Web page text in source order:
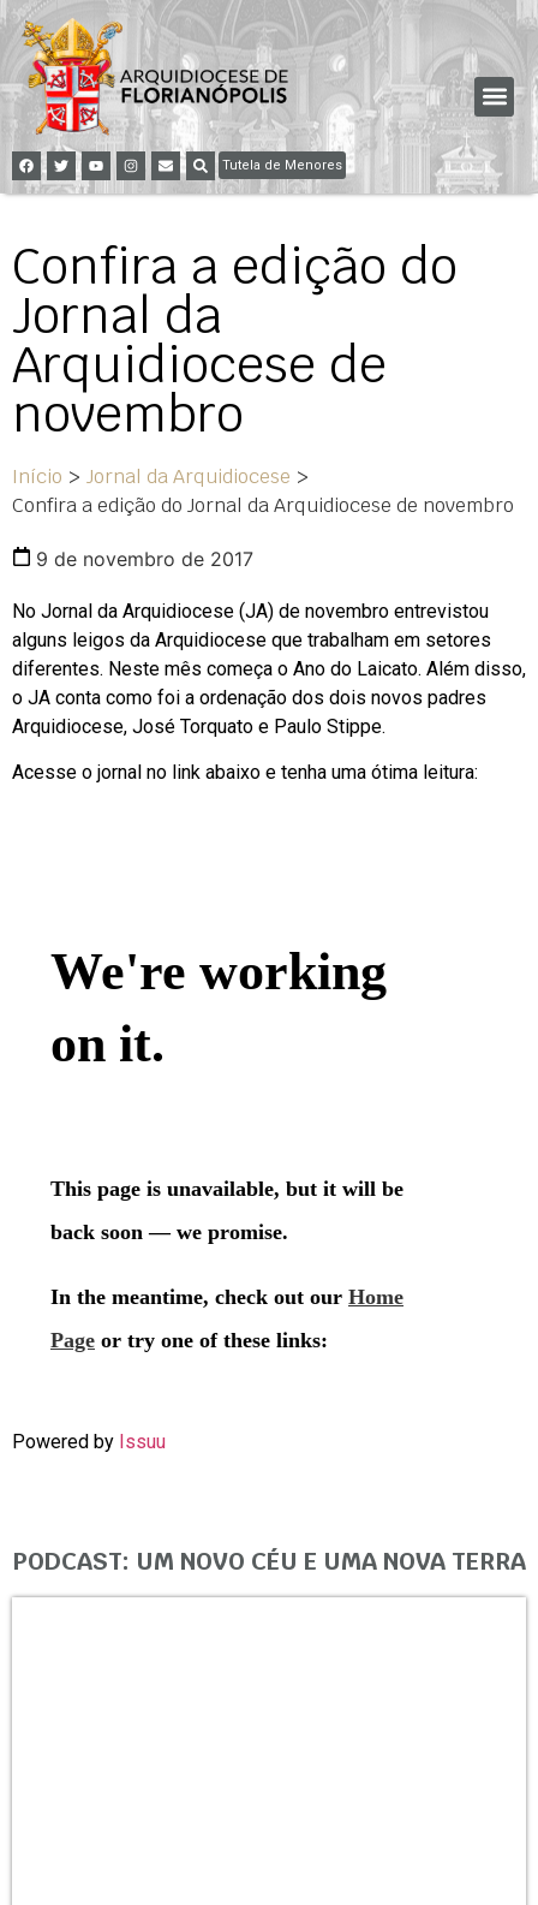
Tutela de Menores
Confira a edição do
Jornal da
Arquidiocese de
novembro
Início > Jornal da Arquidiocese >
Confira a edição do Jornal da Arquidiocese de novembro
9 de novembro de 2017
No Jornal da Arquidiocese (JA) de novembro entrevistou
alguns leigos da Arquidiocese que trabalham em setores
diferentes. Neste mês começa o Ano do Laicato. Além disso,
o JA conta como foi a ordenação dos dois novos padres
Arquidiocese, José Torquato e Paulo Stippe.
Acesse o jornal no link abaixo e tenha uma ótima leitura:
Powered by Issuu
PODCAST: UM NOVO CÉU E UMA NOVA TERRA